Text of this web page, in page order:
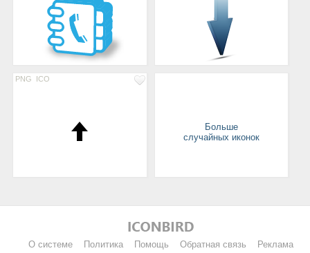
PNG ICO
Больше
случайных иконок
О системе Политика Помощь Обратная связь
Реклама